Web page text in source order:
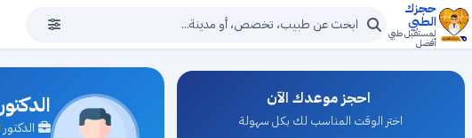
حجزك
الطبي
لمستقبل طبي
أفضل
احجز موعدك الآن
اختر الوقت المناسب لك بكل سهولة